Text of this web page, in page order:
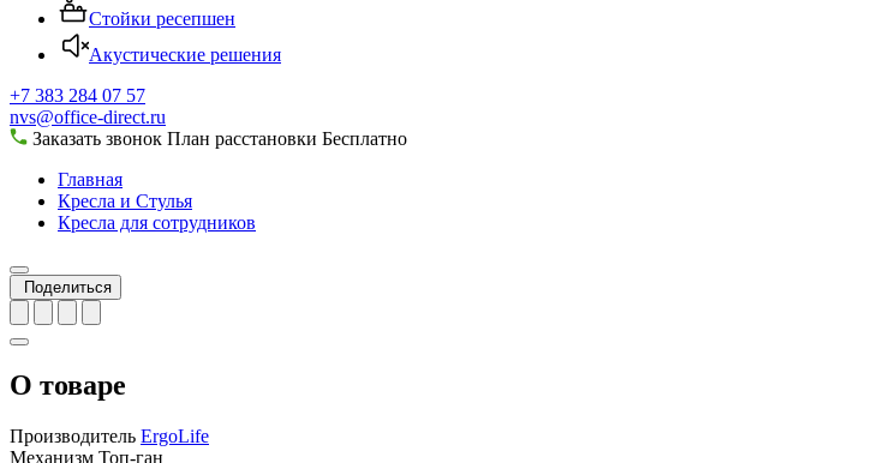
Стойки ресепшен
Акустические решения
+7 383 284 07 57
nvs@office-direct.ru
Заказать звонок План расстановки Бесплатно
Главная
Кресла и Стулья
Кресла для сотрудников
Поделиться
О товаре
Производитель ErgoLife
Механизм Топ-ган